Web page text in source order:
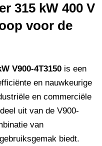
315 kW 400 V
voor de
V900-4T3150 is een
en nauwkeurige
en commerciële
uit van de V900-
van
biedt.